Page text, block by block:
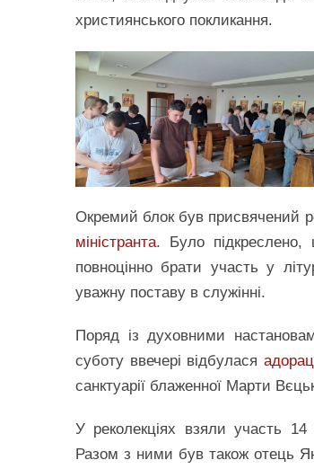
християнського покликання.
Окремий блок був присвячений
міністранта. Було підкреслено,
повноцінно брати участь у
уважну поставу в служінні.
Поряд із духовними
суботу ввечері відбулася
санктуарії блаженної Марти
У реколекціях взяли участь
Разом з ними був також отець Ян